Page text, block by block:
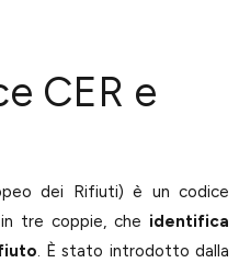
CER e
dei Rifiuti) è un codice
tre coppie, che identifica
. È stato introdotto dalla